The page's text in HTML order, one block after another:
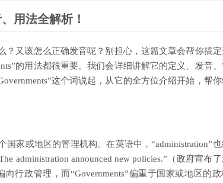
用法全解析！
？又该怎么正确发音呢？别担心，这篇文章会帮你搞
的用法都很重要。我们会详细讲解它的定义、发音、
这个词说起，从它的全方位介绍开始，帮
国家或地区的管理机构。在英语中，“administration”也
administration announced new policies.”（政府宣布
行政管理，而“Governments”偏重于国家或地区的政